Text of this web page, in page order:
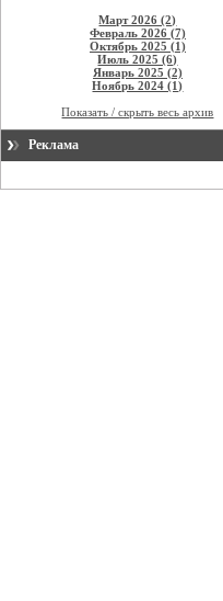
Март 2026 (2)
Февраль 2026 (7)
Октябрь 2025 (1)
Июль 2025 (6)
Январь 2025 (2)
Ноябрь 2024 (1)
Показать / скрыть весь архив
Реклама